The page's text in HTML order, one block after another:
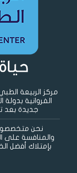
مركز الربيعة
جديدة بعد
نحن
والمنافسة على
بإمتلاك أفضل